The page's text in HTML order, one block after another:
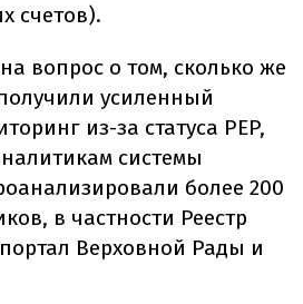
счетов).
вопрос о том, сколько же
усиленный
из-за статуса PEP,
системы
более 200
в частности Реестр
Верховной Рады и